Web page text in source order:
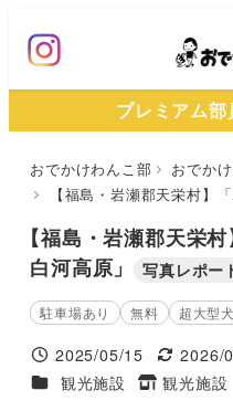
ン
プレミアム
おでかけわんこ部 おでか
【福島・岩瀬郡天栄村】
【福島・岩瀬郡天栄
白河高原」
写真レポー
駐車場あり 無料 超大型
投稿日
2025/05/15
更新日
2026/
施設ジャンル
観光施設
タグ
観光施設